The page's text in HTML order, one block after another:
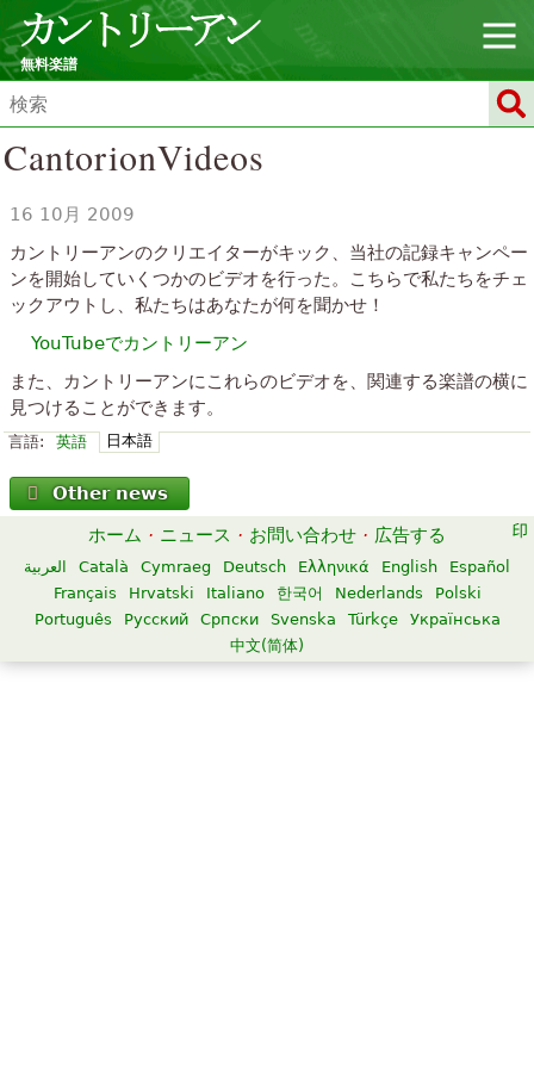
無料楽譜
CantorionVideos
16 10月 2009
カントリーアンのクリエイターがキック、当社の記録キャンペー
ンを開始していくつかのビデオを行った。こちらで私たちをチェ
ックアウトし、私たちはあなたが何を聞かせ！
YouTubeでカントリーアン
また、カントリーアンにこれらのビデオを、関連する楽譜の横に
見つけることができます。
言語: 英語 日本語
Other news
ホーム · ニュース · お問い合わせ · 広告する
العربية Català Cymraeg Deutsch Ελληνικά English
Español
Français
Hrvatski Italiano 한국어 Nederlands
Polski
Português
Русский Српски Svenska Türkçe
Українська
中文(简体)